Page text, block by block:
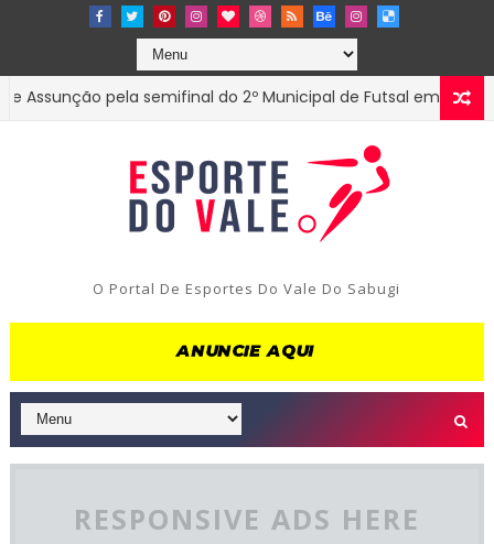
pela semifinal do 2º Municipal de Futsal em Tenório-PB
O Portal De Esportes Do Vale Do Sabugi
RESPONSIVE ADS HERE